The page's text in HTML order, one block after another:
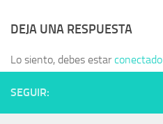
DEJA UNA RESPUESTA
Lo siento, debes estarconectado
SEGUIR: